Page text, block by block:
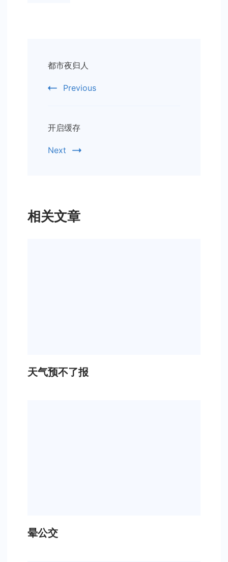
Navigation
都市夜归人
Previous
开启缓存
Next
相关文章
天气预不了报
晕公交